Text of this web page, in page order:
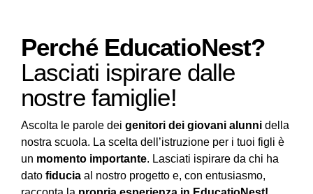
Perché EducatioNest?
Lasciati ispirare dalle
nostre famiglie!
Ascolta le parole dei genitori dei giovani alunni della
nostra scuola. La scelta dell’istruzione per i tuoi figli è
un momento importante. Lasciati ispirare da chi ha
dato fiducia al nostro progetto e, con entusiasmo,